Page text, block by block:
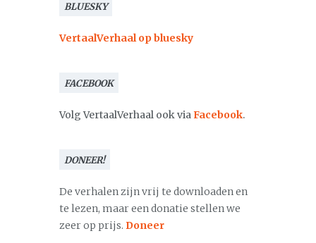
BLUESKY
VertaalVerhaal op bluesky
FACEBOOK
Volg VertaalVerhaal ook viaFacebook.
DONEER!
De verhalen zijn vrij te downloaden en
te lezen, maar een donatie stellen we
zeer op prijs. Doneer